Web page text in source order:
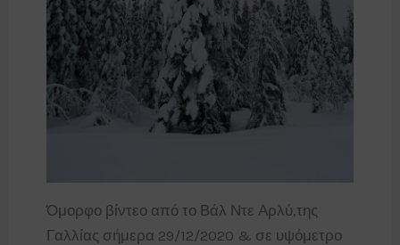
Όμορφο βίντεο από το Βάλ Ντε Αρλύ,της
Γαλλίας σήμερα 29/12/2020 & σε υψόμετρο